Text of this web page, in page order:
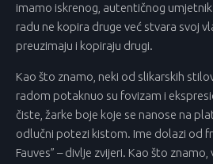
imamo iskrenog, autentičnog
radu ne kopira druge već stvara svoj
preuzimaju i kopiraju drugi.
Kao što znamo, neki od slikarskih
radom potaknuo su fovizam i
čiste, žarke boje koje se nanose na
odlučni potezi kistom. Ime dolazi od
Fauves” – divlje zvijeri. Kao što